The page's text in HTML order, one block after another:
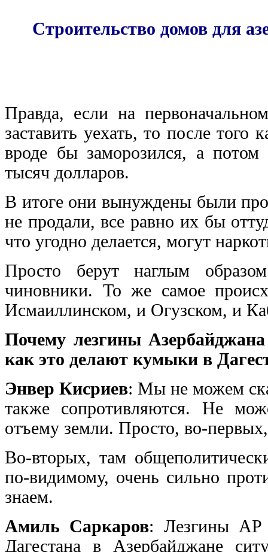
Строительство домов для
Правда, если на
заставить уехать, то после
вроде бы заморозился, а потом
тысяч долларов.
В итоге они вынуждены были
не продали, все равно их бы
что угодно делается, могут
Просто берут наглым
чиновники. То же самое
Исмаиллинском, и Огузском, и
Почему лезгины
как это делают кумыки в
Энвер Кисриев: Мы не можем
также сопротивляются. Не
отъему земли. Просто, во-
Во-вторых, там
по-видимому, очень сильно
знаем.
Амиль Саркаров: Лезгины АР
Дагестана в Азербайджане